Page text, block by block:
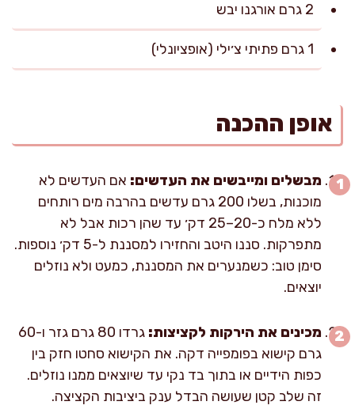
2 גרם אורגנו יבש
1 גרם פתיתי צ׳ילי (אופציונלי)
אופן ההכנה
מבשלים ומייבשים את העדשים: אם העדשים לא
מוכנות, בשלו 200 גרם עדשים בהרבה מים רותחים
ללא מלח כ-20–25 דק׳ עד שהן רכות אבל לא
מתפרקות. סננו היטב והחזירו למסננת ל-5 דק׳ נוספות.
סימן טוב: כשמנערים את המסננת, כמעט ולא נוזלים
יוצאים.
מכינים את הירקות לקציצות:
גרדו 80 גרם גזר ו-60
גרם קישוא בפומפייה דקה. את הקישוא סחטו חזק בין
כפות הידיים או בתוך בד נקי עד שיוצאים ממנו נוזלים.
זה שלב קטן שעושה הבדל ענק ביציבות הקציצה.